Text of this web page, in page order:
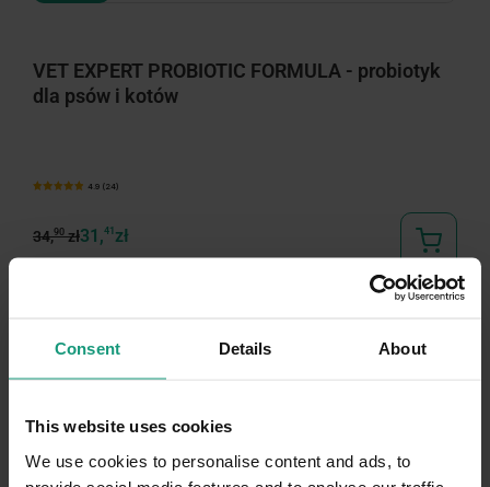
Consent Details About
This website uses cookies
We use cookies to personalise content and ads, to
VET EXPERT PROBIOTIC FORMULA - probiotyk
dla psów i kotów
4.9 (24)
34,90zł31,41 zł